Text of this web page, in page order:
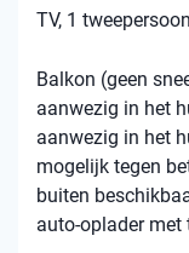
TV, 1
Balkon (geen
aanwezig in het
aanwezig in het
mogelijk tegen
buiten
auto-oplader